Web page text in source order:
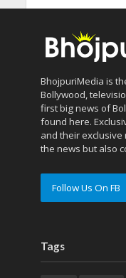
BhojpuriMedia is
Bollywood,
first big news of
found here.
and their exclusive
the news but also
Follow Us On FB
Tags